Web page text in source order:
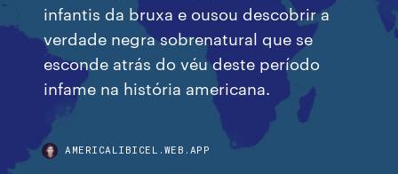
infantis da bruxa e ousou descobrir a
verdade negra sobrenatural que se
esconde atrás do véu deste período
infame na história americana.
AMERICALIBICEL.WEB.APP